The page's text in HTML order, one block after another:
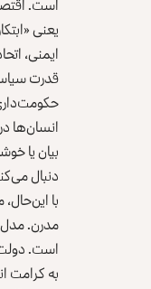
یعنی
ایمنی،
قدرت
انسان‌ها
بیان یا
دنبال
با
مدرن. مدل
است.
به کرامت